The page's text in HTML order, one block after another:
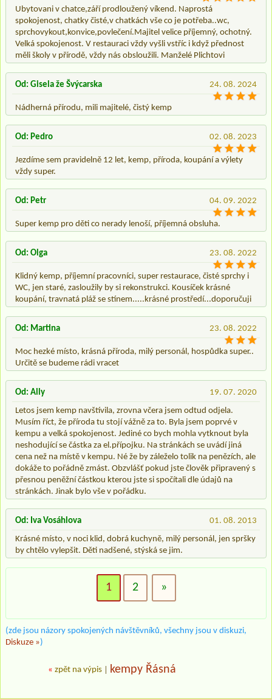
Ubytovani v chatce,září prodloužený víkend. Naprostá
spokojenost, chatky čisté,v chatkách vše co je potřeba..wc,
sprchovykout,konvice,povlečení.Majitel velice příjemný, ochotný.
Velká spokojenost. V restauraci vždy vyšli vstříc i když přednost
měli školy v přírodě, vždy nás obsloužili. Manželé Plichtovi
24. 08. 2024
Od: Gisela že Švýcarska
Nádherná přírodu, mili majitelé, čistý kemp
02. 08. 2023
Od: Pedro
Jezdíme sem pravidelně 12 let, kemp, příroda, koupání a výlety
vždy super.
04. 09. 2022
Od: Petr
Super kemp pro děti co nerady lenoší, příjemná obsluha.
23. 08. 2022
Od: Olga
Klidný kemp, příjemní pracovníci, super restaurace, čisté sprchy i
WC, jen staré, zasloužily by si rekonstrukci. Kousíček krásné
koupání, travnatá pláž se stínem.....krásné prostředí...doporučuji
23. 08. 2022
Od: Martina
Moc hezké místo, krásná příroda, milý personál, hospůdka super..
Určitě se budeme rádi vracet
19. 07. 2020
Od: Ally
Letos jsem kemp navštívila, zrovna včera jsem odtud odjela.
Musím říct, že příroda tu stojí vážně za to. Byla jsem poprvé v
kempu a velká spokojenost. Jediné co bych mohla vytknout byla
neshodující se částka za el.přípojku. Na stránkách se uvádí jiná
cena než na místě v kempu. Né že by záleželo tolik na penězích, ale
dokáže to pořádně zmást. Obzvlášť pokud jste člověk připravený s
přesnou peněžní částkou kterou jste si spočítali dle údajů na
stránkách. Jinak bylo vše v pořádku.
01. 08. 2013
Od: Iva Vosáhlova
Krásné místo, v noci klid, dobrá kuchyně, milý personál, jen spršky
by chtělo vylepšit. Děti nadšené, stýská se jim.
1 2 »
(zde jsou názory spokojených návštěvníků, všechny jsou v diskuzi,
Diskuze »)
« zpět na výpis kempy Řásná